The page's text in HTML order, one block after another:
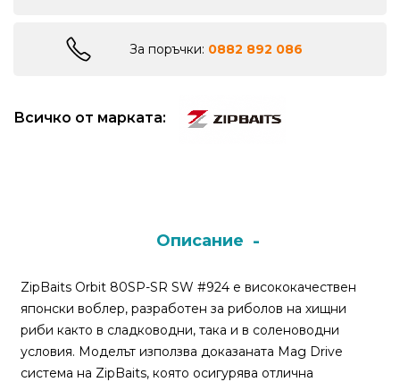
Изкуствени
Комплекти
за
риболов
За поръчки: 0882 892 086
Всичко от марката:
Описание
ZipBaits Orbit 80SP-SR SW #924 е висококачествен
японски воблер, разработен за риболов на хищни
риби както в сладководни, така и в соленоводни
условия. Моделът използва доказаната Mag Drive
система на ZipBaits, която осигурява отлична